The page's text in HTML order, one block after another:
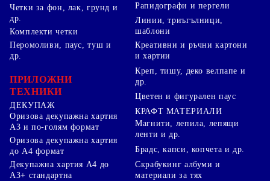
Четки за фон, лак, грунд и
др.
Комплекти четки
Рапидографи и пергели
Линии, триъгълници,
шаблони
Перомоливи, паус, туш и
др.
ПРИЛОЖНИ
ТЕХНИКИ
ДЕКУПАЖ
Оризова декупажна хартия
А3 и по-голям формат
Оризова декупажна хартия
до А4 формат
Декупажна хартия А4 до
А3+ стандартна
Креативни и ръчни картони
и хартии
Креп, тишу, деко велпапе и
др.
Цветен и фигурален паус
КРАФТ МАТЕРИАЛИ
Магнити, лепила, лепящи
ленти и др.
Брадс, капси, копчета и др.
Скрабукинг албуми и
материали за тях